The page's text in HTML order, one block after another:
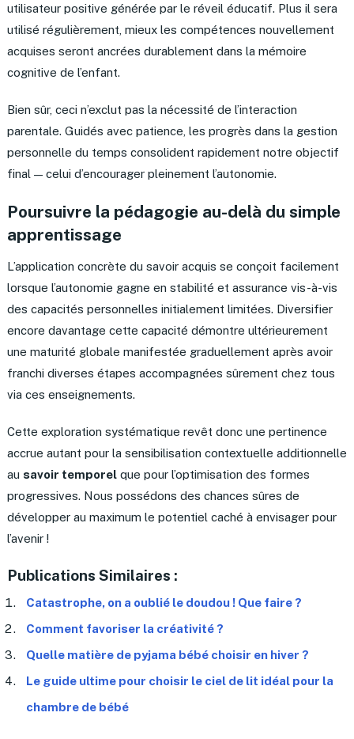
utilisateur positive générée par le réveil éducatif. Plus il sera
utilisé régulièrement, mieux les compétences nouvellement
acquises seront ancrées durablement dans la mémoire
cognitive de l’enfant.
Bien sûr, ceci n’exclut pas la nécessité de l’interaction
parentale. Guidés avec patience, les progrès dans la gestion
personnelle du temps consolident rapidement notre objectif
final — celui d’encourager pleinement l’autonomie.
Poursuivre la pédagogie au-delà du simple
apprentissage
L’application concrète du savoir acquis se conçoit facilement
lorsque l’autonomie gagne en stabilité et assurance vis-à-vis
des capacités personnelles initialement limitées. Diversifier
encore davantage cette capacité démontre ultérieurement
une maturité globale manifestée graduellement après avoir
franchi diverses étapes accompagnées sûrement chez tous
via ces enseignements.
Cette exploration systématique revêt donc une pertinence
accrue autant pour la sensibilisation contextuelle additionnelle
au savoir temporelque pour l’optimisation des formes
progressives. Nous possédons des chances sûres de
développer au maximum le potentiel caché à envisager pour
l’avenir !
Publications Similaires :
Catastrophe, on a oublié le doudou ! Que faire ?
Comment favoriser la créativité ?
Quelle matière de pyjama bébé choisir en hiver ?
Le guide ultime pour choisir le ciel de lit idéal pour la
chambre de bébé